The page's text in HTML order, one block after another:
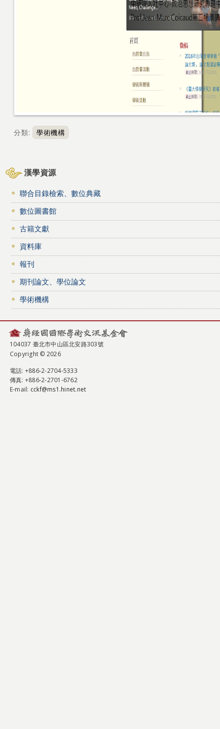
分類: 學術機構
漢學資源
聯合目錄檢索、數位典藏
數位圖書館
古籍文獻
資料庫
報刊
期刊論文、學位論文
學術機構
104037 臺北市中山區北安路303號
Copyright © 2026
電話: +886-2-2704-5333
傳真: +886-2-2701-6762
E-mail: cckf@ms1.hinet.net